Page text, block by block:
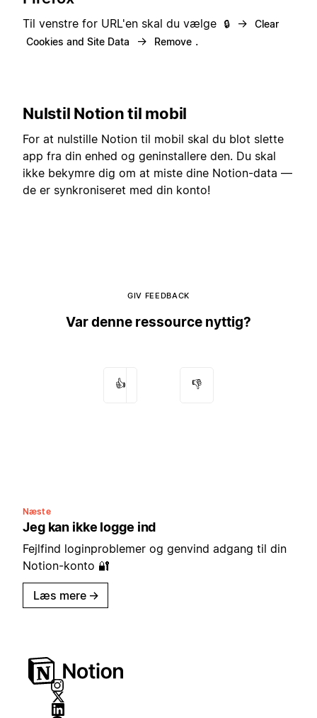
Til venstre for URL'en skal du vælge 🔒 →
Clear
Cookies and Site Data
→ Remove .
Nulstil Notion til mobil
For at nulstille Notion til mobil skal du blot slette
app fra din enhed og geninstallere den. Du skal
ikke bekymre dig om at miste dine Notion-data —
de er synkroniseret med din konto!
GIV FEEDBACK
Var denne ressource nyttig?
👍 👎
Næste
Jeg kan ikke logge ind
Fejlfind loginproblemer og genvind adgang til din
Notion-konto 🔐
Læs mere →